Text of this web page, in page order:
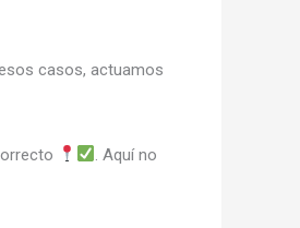
esos casos, actuamos
. Aquí no